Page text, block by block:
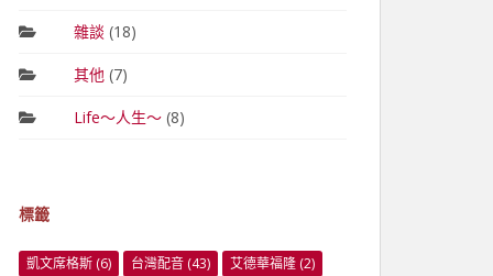
雜談 (18)
其他(7)
Life～人生～(8)
標籤
凱文席格斯 (6) 台灣配音 (43) 艾德華福隆 (2)